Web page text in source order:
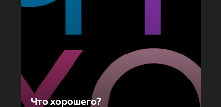
Что хорошего?